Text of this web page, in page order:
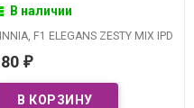
В наличии
F1 ELEGANS ZESTY MIX IPD
₽